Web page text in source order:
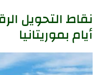
أيام بموريتانيا